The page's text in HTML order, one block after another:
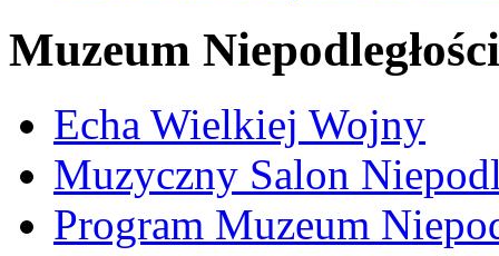
Muzeum Niepodległości
Echa Wielkiej Wojny
Muzyczny Salon
Program Muzeum